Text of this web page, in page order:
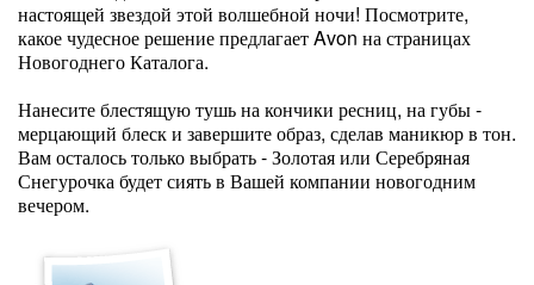
настоящей звездой этой волшебной ночи! Посмотрите,
какое чудесное решение предлагает Avon на страницах
Новогоднего Каталога.
Нанесите блестящую тушь на кончики ресниц, на губы -
мерцающий блеск и завершите образ, сделав маникюр в тон.
Вам осталось только выбрать - Золотая или Серебряная
Снегурочка будет сиять в Вашей компании новогодним
вечером.